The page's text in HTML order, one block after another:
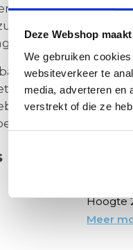
Deze Webshop
We gebruiken
websiteverkeer te
media, adverteren en
verstrekt of die ze
maar ook een
ontwerp en
die
tafellamp met
van draadloze
kan worden.
op het gebied
Hoogte
Meer